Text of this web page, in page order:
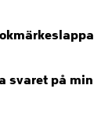
svaret på